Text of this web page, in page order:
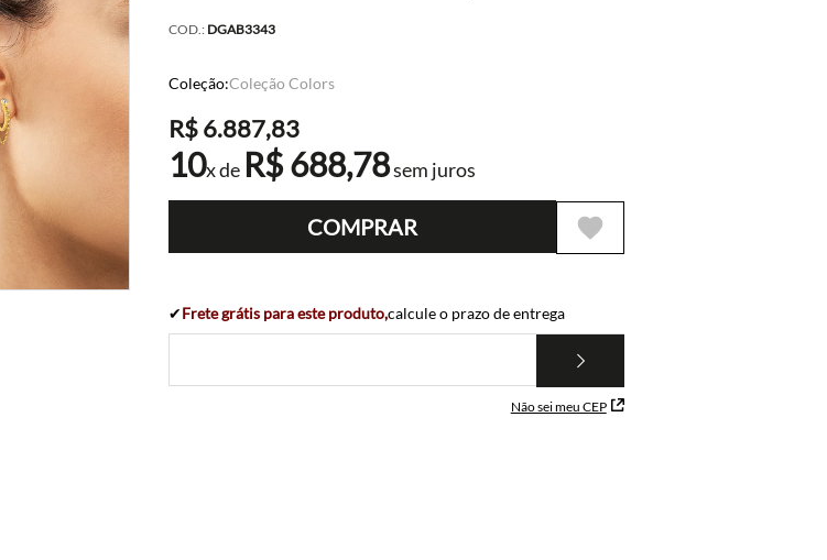
COD.: DGAB3343
Coleção:Coleção Colors
R$6.887,83
10x de R$688,78sem juros
COMPRAR
✔Frete grátis para este produto,calcule o prazo de entrega
Não sei meu CEP